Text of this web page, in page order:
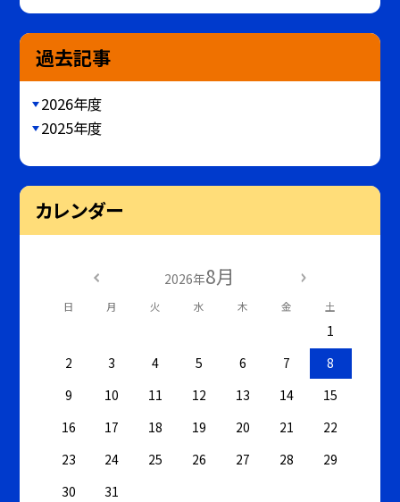
過去記事
2026年度
2025年度
カレンダー
2026年8月
日 月 火 水 木 金 土
1
2
3 4 5 6 7
8
9
10 11 12 13 14
15
16
17 18 19 20 21
22
23
24 25 26 27 28
29
30
31